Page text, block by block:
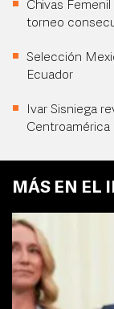
Chivas
torneo
Selección
Ecuador
Ivar Sisniega
Centroamérica
MÁS EN EL